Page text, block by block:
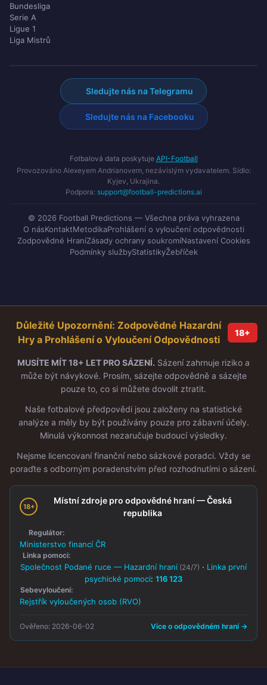
Bundesliga
Serie A
Ligue 1
Liga Mistrů
Sledujte nás na Telegramu
Sledujte nás na Facebooku
Fotbalová data poskytuje API-Football
Provozováno Alexeyem Andrianovem, nezávislým vydavatelem. Sídlo:
Kyjev, Ukrajina.
Podpora: support@football-predictions.ai
© 2026 Football Predictions — Všechna práva vyhrazena
O násKontaktMetodikaProhlášení o vyloučení odpovědnosti
Zodpovědné HraníZásady ochrany soukromíNastavení Cookies
Podmínky službyStatistikyŽebříček
Důležité Upozornění: Zodpovědné Hazardní
Hry a Prohlášení o Vyloučení Odpovědnosti
18+
MUSÍTE MÍT 18+ LET PRO SÁZENÍ. Sázení zahrnuje riziko a
může být návykové. Prosím, sázejte odpovědně a sázejte
pouze to, co si můžete dovolit ztratit.
Naše fotbalové předpovědi jsou založeny na statistické
analýze a měly by být používány pouze pro zábavní účely.
Minulá výkonnost nezaručuje budoucí výsledky.
Nejsme licencovaní finanční nebo sázkové poradci. Vždy se
poraďte s odborným poradenstvím před rozhodnutími o sázení.
18+
Místní zdroje pro odpovědné hraní — Česká
republika
Regulátor:
Ministerstvo financí ČR
Linka pomoci:
Společnost Podané ruce — Hazardní hraní (24/7) · Linka první
psychické pomoci: 116 123
Sebevyloučení:
Rejstřík vyloučených osob (RVO)
Ověřeno: 2026-06-02 Více o odpovědném hraní →